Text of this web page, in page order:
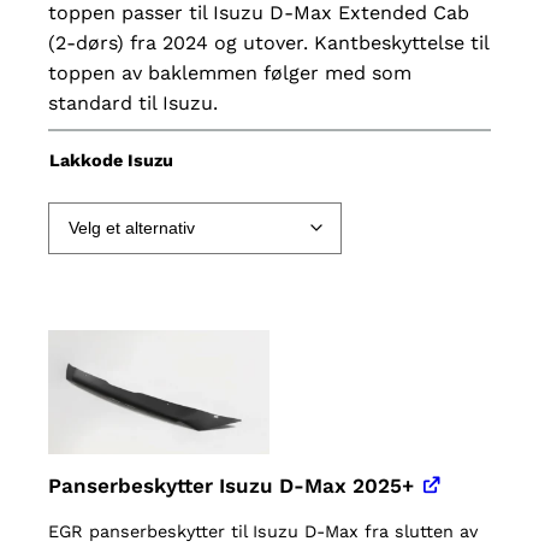
toppen passer til Isuzu D-Max Extended Cab
(2-dørs) fra 2024 og utover. Kantbeskyttelse til
toppen av baklemmen følger med som
standard til Isuzu.
Lakkode Isuzu
Panserbeskytter Isuzu D-Max 2025+
EGR panserbeskytter til Isuzu D-Max fra slutten av